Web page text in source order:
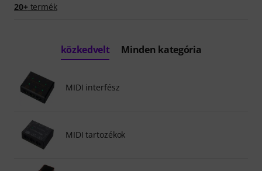
20+termék
közkedvelt Minden kategória
MIDI interfész
MIDI tartozékok